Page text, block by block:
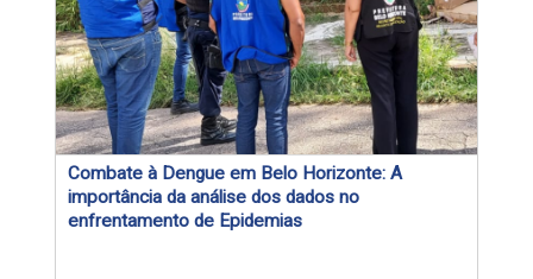
Combate à Dengue em Belo Horizonte: A
importância da análise dos dados no
enfrentamento de Epidemias